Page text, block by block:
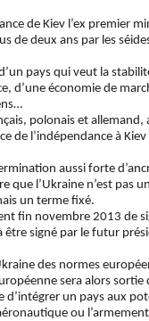
de Kiev l’ex premier
de deux ans par les
pays qui veut la
d’une économie de
polonais et allemand,
de l’indépendance à
aussi forte
que l’Ukraine n’est pas
un terme fixé.
fin novembre 2013 de
être signé par le futur
des normes
sera alors sortie
un pays aux
ou